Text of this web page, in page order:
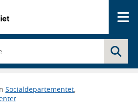
Socialdepartementet,